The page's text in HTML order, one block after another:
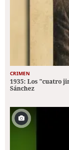
CRIMEN
1935: Los "cuatro
Sánchez